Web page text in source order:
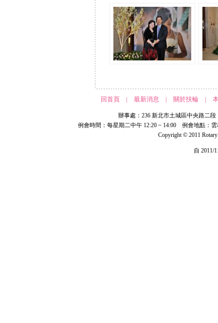
回首頁 | 最新消息 | 關於扶輪 |
辦事處：236 新北市土城區中央路二
例會時間：每星期二中午 12:20 ~ 14:00 例會地點：
Copyright © 2011
自 2011/